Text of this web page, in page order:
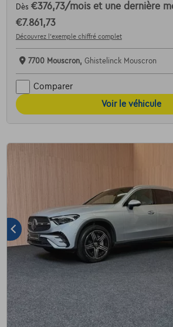
Dès €376,73/mois et une dernière
€7.861,73
Découvrez l’exemple chiffré complet
7700 Mouscron, Ghistelinck Mouscron
Comparer
Voir le véhicule